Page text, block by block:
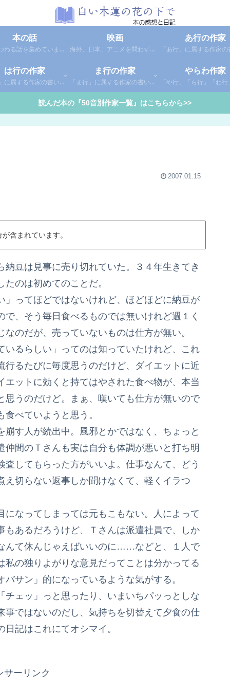
本の話
本にまつわる話を集めています。1年間に読んだ本の総括や、本に関する話題など。
映画
海外、日本、アニメを問わず映画の感想（レビュー）を綴っています。
あ行の作家
は行の作家
「は行」に属する作家の書いた本の感想です。さらに「は」「ひ」「ふ」「へ」「ほ」に分類していあります。お好きな作家の作品を探してみてください。
ま行の作家
「ま行」に属する作家の書いた本の感想です。さらに「ま」「み」「む」「め」「も」に分類していあります。お好きな作家の作品を探してみてください。
やらわ作家
読んだ本の『50音別作家一覧』はこちらから>>
2007.01.15
含まれています。
豆は見事に売り切れていた。３４年生きてき
のは初めてのことだ。
ってほどではないけれど、ほどほどに納豆が
、そう毎日食べるものでは無いけれど週１く
のだが、売っていないものは仕方が無い。
るらしい」ってのは知っていたけれど、これ
るたびに毎度思うのだけど、ダイエットに近
ットに効くと持てはやされた食べ物が、本当
うのだけど。まぁ、嘆いても仕方が無いので
べていようと思う。
す人が続出中。風邪とかではなく、ちょっと
間のＴさんも実は自分も体調が悪いと打ち明
してもらった方がいいよ。仕事なんて、どう
切らない返事しか聞けなくて、軽くイラつ
なってしまっては元もこもない。人によって
あるだろうけど、Ｔさんは派遣社員で、しか
んて休んじゃえばいいのに……などと、１人で
の独りよがりな意見だってことは分かってる
サン」的になっているような気がする。
ェッ」っと思ったり、いまいちパッっとしな
ではないのだし、気持ちを切替えて夕食の仕
記はこれにてオシマイ。
サーリンク